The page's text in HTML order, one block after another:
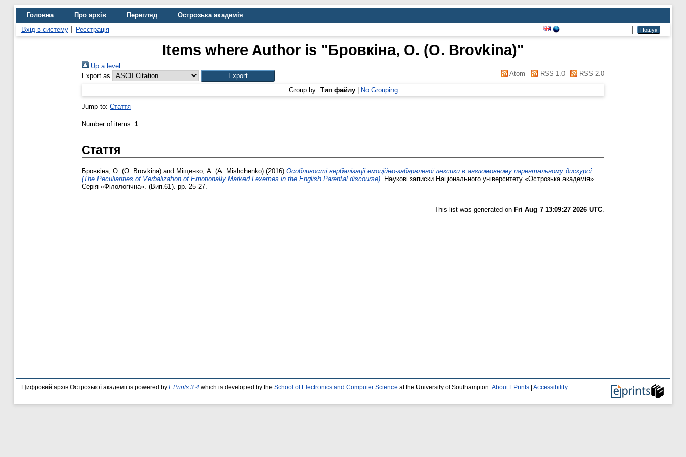
Головна Про архів Перегляд
Острозька академія
Вхід в систему
Реєстрація
Items where Author is "Бровкіна, О. (O. Brovkina)"
Up a level
Export as
Atom RSS 1.0 RSS 2.0
Group by: Тип файлу| No Grouping
Jump to: Стаття
Number of items: 1.
Стаття
Бровкіна, О. (O. Brovkina) and Міщенко, А. (A. Mishchenko) (2016) Особливості вербалізації емоційно-забарвленої лексики в англомовному парентальному дискурсі
(The Peculiarities of Verbalization of Emotionally Marked Lexemes in the English Parental discourse). Наукові записки Національного університету «Острозька академія».
Серія «Філологічна». (Вип.61). pp. 25-27.
This list was generated on Fri Aug 7 13:09:27 2026 UTC.
Цифровий архів Острозької академії is powered by EPrints 3.4 which is developed by the School of Electronics and Computer Science at the University of Southampton. About EPrints Accessibility